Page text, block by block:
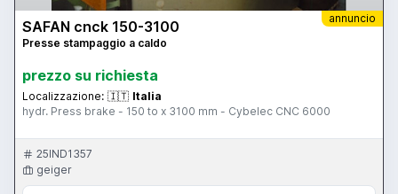
annuncio
SAFAN cnck 150-3100
Presse stampaggio a caldo
prezzo su richiesta
Localizzazione: 🇮🇹 Italia
hydr. Press brake - 150 to x 3100 mm - Cybelec CNC 6000
25IND1357
geiger